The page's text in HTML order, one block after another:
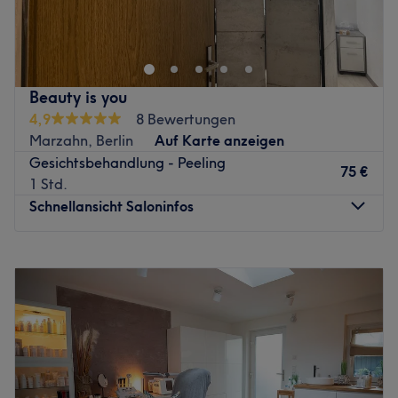
Institut für medizinische Kosmetik & Ästhetik
Harmonie für die Haut. Präzision für Ihre Ästhetik.
Zurück zur Salonansicht
Beauty is you
4,9
8 Bewertungen
Marzahn, Berlin
Auf Karte anzeigen
Gesichtsbehandlung - Peeling
1 Std.
75 €
Schnellansicht Saloninfos
08:00
Mittwoch
08:00
Donnerstag
19:00
Freitag
08:00
Samstag
Geschlossen
Sonntag
Geschlossen